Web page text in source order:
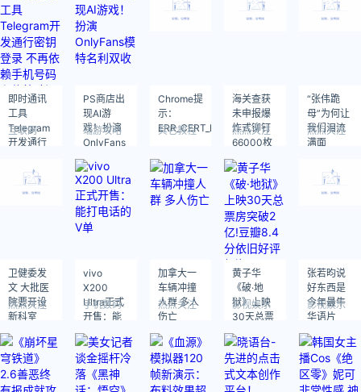
即时通讯
工具
Telegram
开发通行
不再依赖
手机号码
互联网
PS商店出
现AI游
戏！扮演
OnlyFans
模特名利
双收
端游攻略
Chrome提
示：
ERR_CERT_DATE_INVALID
其它教程
海关查获
未申报爆
炸式铆钉
66000枚
热点关注
“张伟跪
母”为何让
我们泪流
满面
热点关注
卫健委发
文 大批医
院要开设
新科室
热点关注
vivo
X200
Ultra正式
开售：能
打电话的V
单
手机数码
加拿大一
车辆冲撞
人群 多人
伤亡
热点关注
黄子华
《破·地
狱》上映
30天总票
房突破2
亿!豆瓣
8.4分依旧
好评如潮!
影视娱乐
张若昀说
好东西是
今年最牛
华语片
影视娱乐